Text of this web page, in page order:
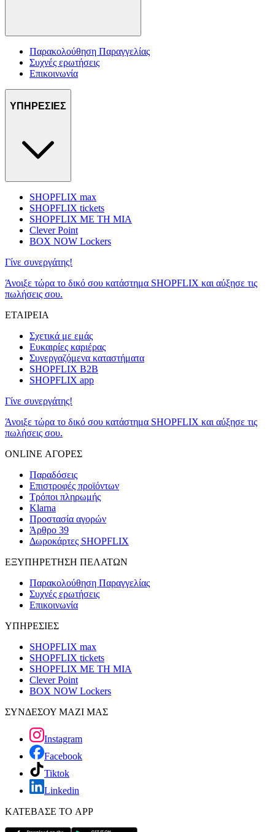
Παρακολούθηση Παραγγελίας
Συχνές ερωτήσεις
Επικοινωνία
ΥΠΗΡΕΣΙΕΣ
SHOPFLIX max
SHOPFLIX tickets
SHOPFLIX ΜΕ ΤΗ ΜΙΑ
Clever Point
BOX NOW Lockers
Γίνε συνεργάτης!
Άνοιξε τώρα το δικό σου κατάστημα SHOPFLIX και αύξησε τις
πωλήσεις σου.
ΕΤΑΙΡΕΙΑ
Σχετικά με εμάς
Ευκαιρίες καριέρας
Συνεργαζόμενα καταστήματα
SHOPFLIX B2B
SHOPFLIX app
Γίνε συνεργάτης!
Άνοιξε τώρα το δικό σου κατάστημα SHOPFLIX και αύξησε τις
πωλήσεις σου.
ONLINE ΑΓΟΡΕΣ
Παραδόσεις
Επιστροφές προϊόντων
Τρόποι πληρωμής
Klarna
Προστασία αγορών
Άρθρο 39
Δωροκάρτες SHOPFLIX
ΕΞΥΠΗΡΕΤΗΣΗ ΠΕΛΑΤΩΝ
Παρακολούθηση Παραγγελίας
Συχνές ερωτήσεις
Επικοινωνία
ΥΠΗΡΕΣΙΕΣ
SHOPFLIX max
SHOPFLIX tickets
SHOPFLIX ΜΕ ΤΗ ΜΙΑ
Clever Point
BOX NOW Lockers
ΣΥΝΔΕΣΟΥ ΜΑΖΙ ΜΑΣ
Instagram
Facebook
Tiktok
Linkedin
ΚΑΤΕΒΑΣΕ ΤΟ APP